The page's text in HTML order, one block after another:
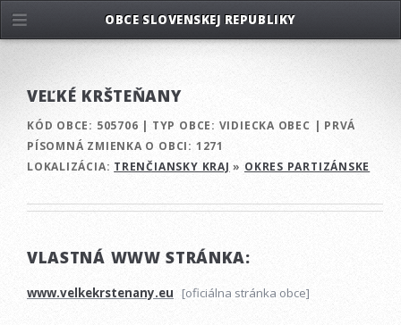
VEĽKÉ KRŠTEŇANY
KÓD OBCE: 505706 | TYP OBCE: VIDIECKA OBEC | PRVÁ
PÍSOMNÁ ZMIENKA O OBCI: 1271
LOKALIZÁCIA: TRENČIANSKY KRAJ » OKRES PARTIZÁNSKE
VLASTNÁ WWW STRÁNKA:
www.velkekrstenany.eu [oficiálna stránka obce]
OBCE SLOVENSKEJ REPUBLIKY